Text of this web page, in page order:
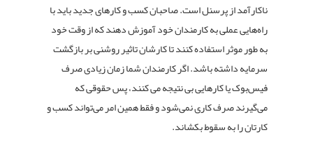
ناکارآمد از پرسنل است. صاحبان کسب و کارهای جدید باید با
راه‌هایی عملی به کارمندان خود آموزش دهند که از وقت خود
به طور موثر استفاده کنند تا کارشان تاثیر روشنی بر بازگشت
سرمایه داشته باشد. اگر کارمندان شما زمان زیادی صرف
فیس‌بوک یا کارهایی بی نتیجه می کنند، پس حقوقی که
می‌گیرند صرف کاری نمی‌شود و فقط همین امر می‌تواند کسب و
کارتان را به سقوط بکشاند.